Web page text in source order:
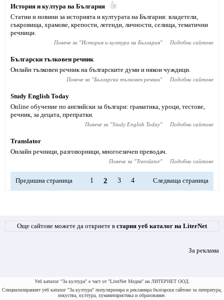
История и култура на България
Статии и новини за историята и културата на България: владетели,
съкровища, храмове, крепости, легенди, личности, селища, тематични
речници.
Повече за "История и култура на България" Подобни сайтове
Български тълковен речник
Онлайн тълковен речник на българските думи и някои чуждици.
Повече за "Български тълковен речник" Подобни сайтове
Study English Today
Online обучение по английски за българи: граматика, уроци, тестове,
речник, за децата, препратки.
Повече за "Study English Today" Подобни сайтове
Translator
Онлайн речници, разговорници, многоезичен преводач.
Повече за "Translator" Подобни сайтове
Предишна страница 1 2 3 4 Следваща страница
Още сайтове можете да откриете в стария уеб каталог на LiterNet
За реклама
Уеб каталог "За култура" е част от "LiterNet Медиа" на ЛИТЕРНЕТ ООД.
Специализираният уеб каталог "За култура" популяризира и рекламира български сайтове за литература,
изкуства, култура, хуманитаристика и образование.